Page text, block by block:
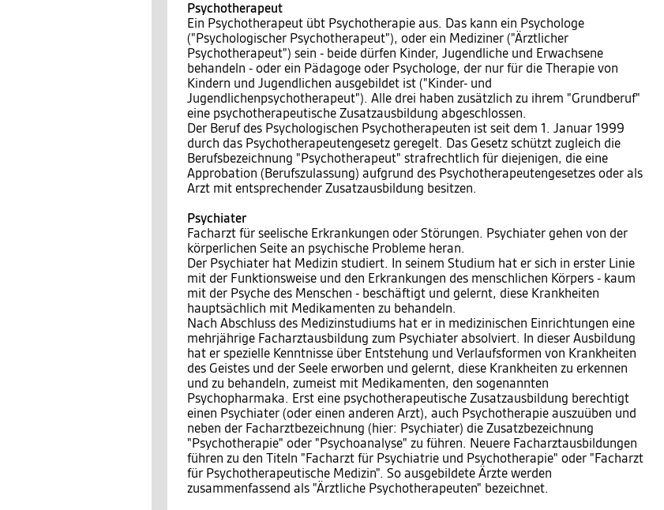
Psychotherapeut
Ein Psychotherapeut übt Psychotherapie aus. Das kann ein Psychologe
("Psychologischer Psychotherapeut"), oder ein Mediziner ("Ärztlicher
Psychotherapeut") sein - beide dürfen Kinder, Jugendliche und Erwachsene
behandeln - oder ein Pädagoge oder Psychologe, der nur für die Therapie von
Kindern und Jugendlichen ausgebildet ist ("Kinder- und
Jugendlichenpsychotherapeut"). Alle drei haben zusätzlich zu ihrem "Grundberuf"
eine psychotherapeutische Zusatzausbildung abgeschlossen.
Der Beruf des Psychologischen Psychotherapeuten ist seit dem 1. Januar 1999
durch das Psychotherapeutengesetz geregelt. Das Gesetz schützt zugleich die
Berufsbezeichnung "Psychotherapeut" strafrechtlich für diejenigen, die eine
Approbation (Berufszulassung) aufgrund des Psychotherapeutengesetzes oder als
Arzt mit entsprechender Zusatzausbildung besitzen.
Psychiater
Facharzt für seelische Erkrankungen oder Störungen. Psychiater gehen von der
körperlichen Seite an psychische Probleme heran.
Der Psychiater hat Medizin studiert. In seinem Studium hat er sich in erster Linie
mit der Funktionsweise und den Erkrankungen des menschlichen Körpers - kaum
mit der Psyche des Menschen - beschäftigt und gelernt, diese Krankheiten
hauptsächlich mit Medikamenten zu behandeln.
Nach Abschluss des Medizinstudiums hat er in medizinischen Einrichtungen eine
mehrjährige Facharztausbildung zum Psychiater absolviert. In dieser Ausbildung
hat er spezielle Kenntnisse über Entstehung und Verlaufsformen von Krankheiten
des Geistes und der Seele erworben und gelernt, diese Krankheiten zu erkennen
und zu behandeln, zumeist mit Medikamenten, den sogenannten
Psychopharmaka. Erst eine psychotherapeutische Zusatzausbildung berechtigt
einen Psychiater (oder einen anderen Arzt), auch Psychotherapie auszuüben und
neben der Facharztbezeichnung (hier: Psychiater) die Zusatzbezeichnung
"Psychotherapie" oder "Psychoanalyse" zu führen. Neuere Facharztausbildungen
führen zu den Titeln "Facharzt für Psychiatrie und Psychotherapie" oder "Facharzt
für Psychotherapeutische Medizin". So ausgebildete Ärzte werden
zusammenfassend als "Ärztliche Psychotherapeuten" bezeichnet.